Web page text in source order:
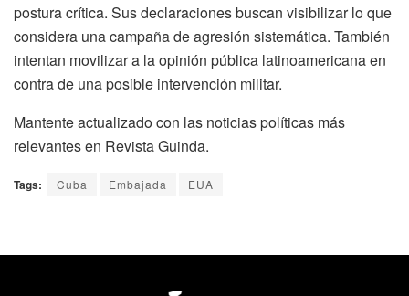
postura crítica. Sus declaraciones buscan visibilizar lo que
considera una campaña de agresión sistemática. También
intentan movilizar a la opinión pública latinoamericana en
contra de una posible intervención militar.
Mantente actualizado con las noticias políticas más
relevantes en Revista Guinda.
Tags: Cuba Embajada EUA